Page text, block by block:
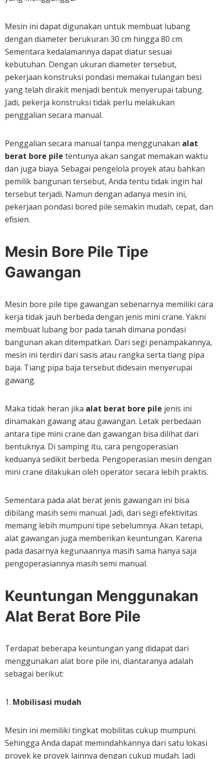
Mesin ini dapat digunakan untuk membuat lubang
dengan diameter berukuran 30 cm hingga 80 cm.
Sementara kedalamannya dapat diatur sesuai
kebutuhan. Dengan ukuran diameter tersebut,
pekerjaan konstruksi pondasi memakai tulangan besi
yang telah dirakit menjadi bentuk menyerupai tabung.
Jadi, pekerja konstruksi tidak perlu melakukan
penggalian secara manual.
Penggalian secara manual tanpa menggunakan alat
berat bore pile tentunya akan sangat memakan waktu
dan juga biaya. Sebagai pengelola proyek atau bahkan
pemilik bangunan tersebut, Anda tentu tidak ingin hal
tersebut terjadi. Namun dengan adanya mesin ini,
pekerjaan pondasi bored pile semakin mudah, cepat, dan
efisien.
Mesin Bore Pile Tipe
Gawangan
Mesin bore pile tipe gawangan sebenarnya memiliki cara
kerja tidak jauh berbeda dengan jenis mini crane. Yakni
membuat lubang bor pada tanah dimana pondasi
bangunan akan ditempatkan. Dari segi penampakannya,
mesin ini terdiri dari sasis atau rangka serta tiang pipa
baja. Tiang pipa baja tersebut didesain menyerupai
gawang.
Maka tidak heran jika alat berat bore pile jenis ini
dinamakan gawang atau gawangan. Letak perbedaan
antara tipe mini crane dan gawangan bisa dilihat dari
bentuknya. Di samping itu, cara pengoperasian
keduanya sedikit berbeda. Pengoperasian mesin dengan
mini crane dilakukan oleh operator secara lebih praktis.
Sementara pada alat berat jenis gawangan ini bisa
dibilang masih semi manual. Jadi, dari segi efektivitas
memang lebih mumpuni tipe sebelumnya. Akan tetapi,
alat gawangan juga memberikan keuntungan. Karena
pada dasarnya kegunaannya masih sama hanya saja
pengoperasiannya masih semi manual.
Keuntungan Menggunakan
Alat Berat Bore Pile
Terdapat beberapa keuntungan yang didapat dari
menggunakan alat bore pile ini, diantaranya adalah
sebagai berikut:
1. Mobilisasi mudah
Mesin ini memiliki tingkat mobilitas cukup mumpuni.
Sehingga Anda dapat memindahkannya dari satu lokasi
proyek ke proyek lainnya dengan cukup mudah. Jadi